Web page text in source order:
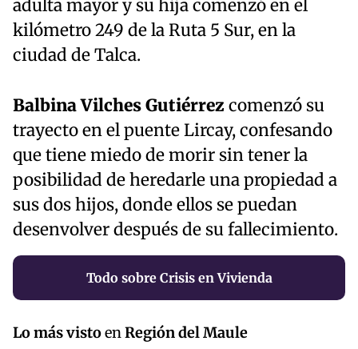
adulta mayor y su hija comenzó en el
kilómetro 249 de la Ruta 5 Sur, en la
ciudad de Talca.
Balbina Vilches Gutiérrez comenzó su
trayecto en el puente Lircay, confesando
que tiene miedo de morir sin tener la
posibilidad de heredarle una propiedad a
sus dos hijos, donde ellos se puedan
desenvolver después de su fallecimiento.
Todo sobre Crisis en Vivienda
Lo más vistoenRegión del Maule